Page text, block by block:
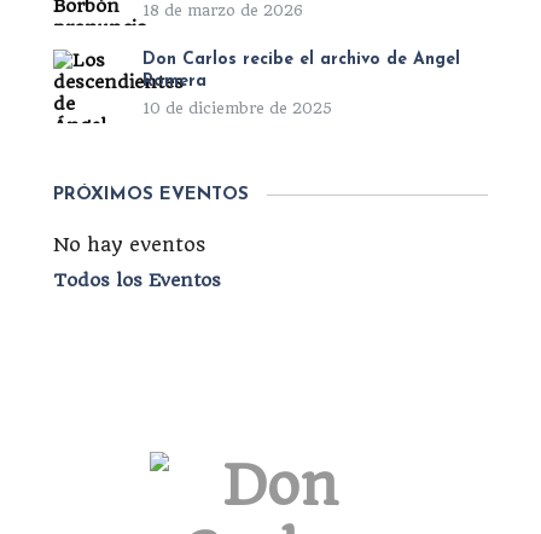
18 de marzo de 2026
Don Carlos recibe el archivo de Ángel
Romera
10 de diciembre de 2025
PRÓXIMOS EVENTOS
No hay eventos
Todos los Eventos